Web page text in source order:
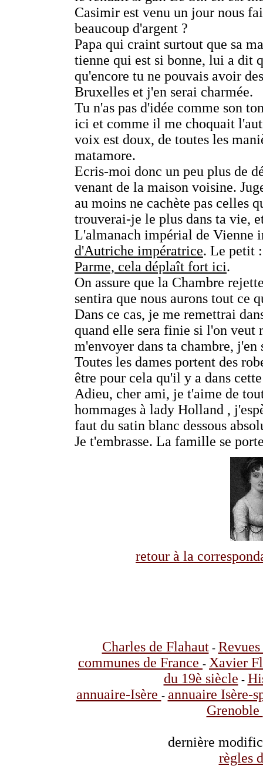
Casimir est venu un jour nous
beaucoup d'argent ?
Papa qui craint surtout que sa
tienne qui est si bonne, lui a dit
qu'encore tu ne pouvais avoir
Bruxelles et j'en serai charmée.
Tu n'as pas d'idée comme son
ici et comme il me choquait
voix est doux, de toutes les
matamore.
Ecris-moi donc un peu plus de
venant de la maison voisine.
au moins ne cachète pas celles
trouverai-je le plus dans ta vie,
L'almanach impérial de Vienne
d'Autriche impératrice. Le petit
Parme, cela déplaît fort ici.
On assure que la Chambre
sentira que nous aurons tout ce
Dans ce cas, je me remettrai
quand elle sera finie si l'on veut
m'envoyer dans ta chambre, j'en
Toutes les dames portent des
être pour cela qu'il y a dans
Adieu, cher ami, je t'aime de
hommages à lady Holland ,
faut du satin blanc dessous
Je t'embrasse. La famille se
retour à la
Charles de Flahaut-
communes de France - Xavier
du 19è siècle -
annuaire-Isère - annuaire Isère-
Grenoble
dernière
règles